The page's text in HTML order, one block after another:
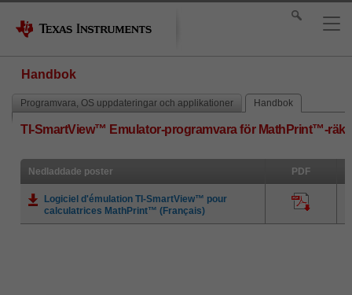
Handbok
Programvara, OS uppdateringar och applikationer Handbok
TI-SmartView™ Emulator-programvara för MathPrint™-
Nedladdade poster PDF
Logiciel d'émulation TI-SmartView™ pour
calculatrices MathPrint™ (Français)